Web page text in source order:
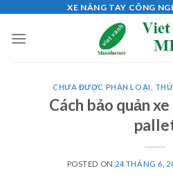
content
XE NÂNG TAY CÔNG
CHƯA ĐƯỢC PHÂN LOẠI
Cách bảo quản
POSTED ON 24 THÁNG 6,